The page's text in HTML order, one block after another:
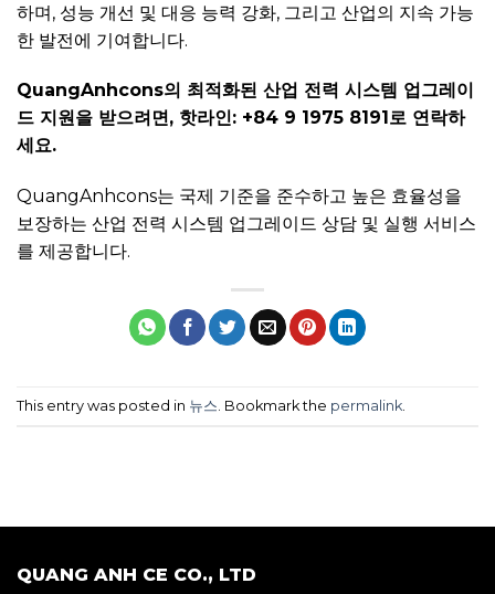
하며, 성능 개선 및 대응 능력 강화, 그리고 산업의 지속 가능
한 발전에 기여합니다.
QuangAnhcons의 최적화된 산업 전력 시스템 업그레이
드 지원을 받으려면, 핫라인: +84 9 1975 8191로 연락하
세요.
QuangAnhcons는 국제 기준을 준수하고 높은 효율성을
보장하는 산업 전력 시스템 업그레이드 상담 및 실행 서비스
를 제공합니다.
This entry was posted in 뉴스 . Bookmark the permalink
QUANG ANH CE CO., LTD